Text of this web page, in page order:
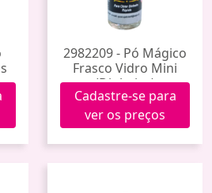
2982209 - Pó Mágico
Frasco Vidro Mini
(Dinheiro)
Cadastre-se para
ver os preços